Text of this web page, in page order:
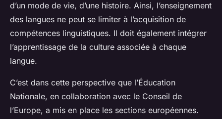
d’un mode de vie, d’une histoire. Ainsi, l’enseignement
des langues ne peut se limiter à l’acquisition de
compétences linguistiques. Il doit également intégrer
l’apprentissage de la culture associée à chaque
langue.
C’est dans cette perspective que l’Éducation
Nationale, en collaboration avec le Conseil de
l’Europe, a mis en place les sections européennes.